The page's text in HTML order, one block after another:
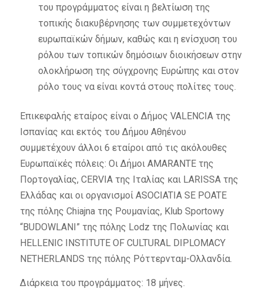
του προγράμματος είναι η βελτίωση της
τοπικής διακυβέρνησης των συμμετεχόντων
ευρωπαϊκών δήμων, καθώς και η ενίσχυση του
ρόλου των τοπικών δημόσιων διοικήσεων στην
ολοκλήρωση της σύγχρονης Ευρώπης και στον
ρόλο τους να είναι κοντά στους πολίτες τους.
Επικεφαλής εταίρος είναι ο Δήμος VALENCIA της
Ισπανίας και εκτός του Δήμου Αθηένου
συμμετέχουν άλλοι 6 εταίροι από τις ακόλουθες
Ευρωπαϊκές πόλεις: Οι Δήμοι AMARANTE της
Πορτογαλίας, CERVIA της Ιταλίας και LARISSA της
Ελλάδας και οι οργανισμοί ASOCIATIA SE POATE
της πόλης Chiajna της Ρουμανίας, Klub Sportowy
“BUDOWLANI” της πόλης Lodz της Πολωνίας και
HELLENIC INSTITUTE OF CULTURAL DIPLOMACY
NETHERLANDS της πόλης Ρόττερνταμ-Ολλανδία.
Διάρκεια του προγράμματος: 18 μήνες.